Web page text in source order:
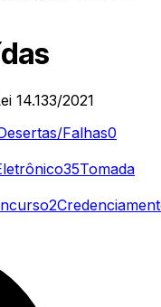
14.133/2021
Falhas0
35Tomada
2